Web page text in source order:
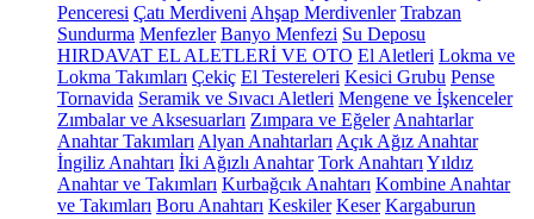
Penceresi Çatı Merdiveni Ahşap Merdivenler Trabzan
Sundurma Menfezler Banyo Menfezi Su Deposu
HIRDAVAT EL ALETLERİ VE OTO El Aletleri Lokma ve
Lokma Takımları Çekiç El Testereleri Kesici Grubu Pense
Tornavida Seramik ve Sıvacı Aletleri Mengene ve İşkenceler
Zımbalar ve Aksesuarları Zımpara ve Eğeler Anahtarlar
Anahtar Takımları Alyan Anahtarları Açık Ağız Anahtar
İngiliz Anahtarı İki Ağızlı Anahtar Tork Anahtarı Yıldız
Anahtar ve Takımları Kurbağcık Anahtarı Kombine Anahtar
ve Takımları Boru Anahtarı Keskiler Keser Kargaburun